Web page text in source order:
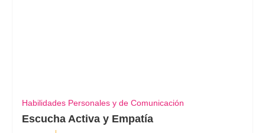
Habilidades Personales y de Comunicación
Escucha Activa y Empatía